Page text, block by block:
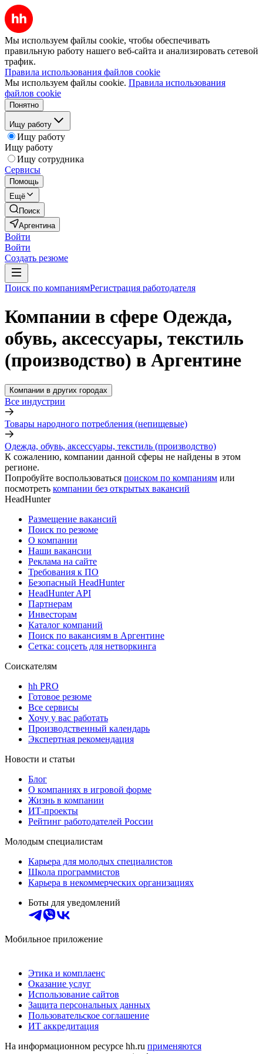
Мы используем файлы cookie, чтобы обеспечивать
правильную работу нашего веб-сайта и анализировать сетевой
трафик.
Правила использования файлов cookie
Мы используем файлы cookie. Правила использования
файлов cookie
Понятно
Ищу работу
Ищу работу
Ищу работу
Ищу сотрудника
Сервисы
Помощь
Ещё
Поиск
Аргентина
Войти
Войти
Создать резюме
Поиск по компаниямРегистрация работодателя
Компании в сфере Одежда,
обувь, аксессуары, текстиль
(производство) в Аргентине
Компании в других городах
Все индустрии
Товары народного потребления (непищевые)
Одежда, обувь, аксессуары, текстиль (производство)
К сожалению, компании данной сферы не найдены в этом
регионе.
Попробуйте воспользоваться поиском по компаниям или
посмотреть компании без открытых вакансий
HeadHunter
Размещение вакансий
Поиск по резюме
О компании
Наши вакансии
Реклама на сайте
Требования к ПО
Безопасный HeadHunter
HeadHunter API
Партнерам
Инвесторам
Каталог компаний
Поиск по вакансиям в Аргентине
Сетка: соцсеть для нетворкинга
Соискателям
hh PRO
Готовое резюме
Все сервисы
Хочу у вас работать
Производственный календарь
Экспертная рекомендация
Новости и статьи
Блог
О компаниях в игровой форме
Жизнь в компании
ИТ-проекты
Рейтинг работодателей России
Молодым специалистам
Карьера для молодых специалистов
Школа программистов
Карьера в некоммерческих организациях
Боты для уведомлений
Мобильное приложение
Этика и комплаенс
Оказание услуг
Использование сайтов
Защита персональных данных
Пользовательское соглашение
ИТ аккредитация
На информационном ресурсе hh.ru применяются